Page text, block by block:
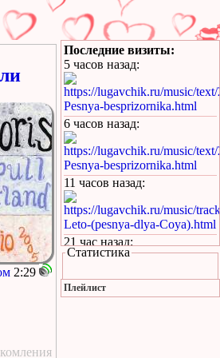
2:29
Последние визиты:
5 часов назад:
https://lugavchik.ru/music/
Pesnya-besprizornika.html
6 часов назад:
https://lugavchik.ru/music/
Pesnya-besprizornika.html
11 часов назад:
https://lugavchik.ru/music/
Leto-(pesnya-dlya-Coya).html
21 час назад:
Haru---Mamburu.html
1 день назад:
Статистика
Плейлист